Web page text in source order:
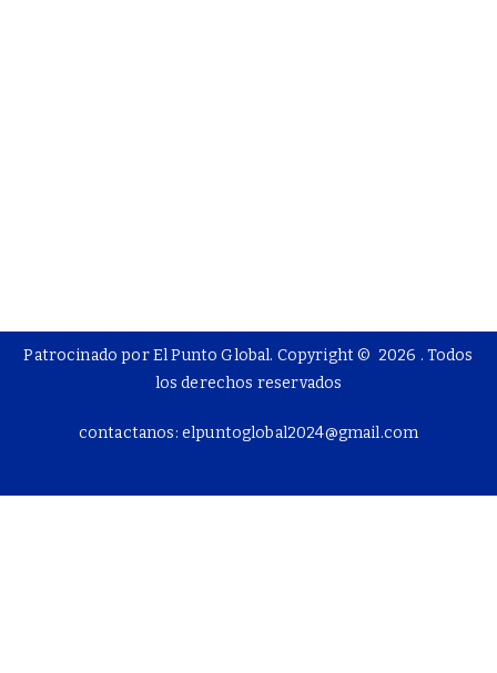
Patrocinado por El Punto Global. Copyright © 2026 . Todos
los derechos reservados
contactanos: elpuntoglobal2024@gmail.com